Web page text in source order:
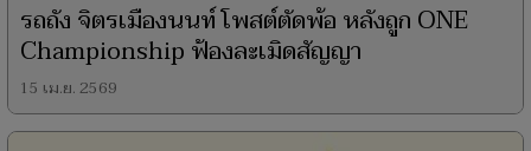
รถถัง จิตรเมืองนนท์ โพสต์ตัดพ้อ หลังถูก ONE
Championship ฟ้องละเมิดสัญญา
15 เม.ย. 2569